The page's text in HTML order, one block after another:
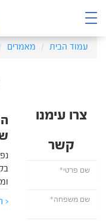
עמוד הבית מאמרים
צרו עימנו
קשר
<